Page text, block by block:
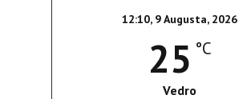
12:10, 9 Augusta, 2026
25 °C
Vedro